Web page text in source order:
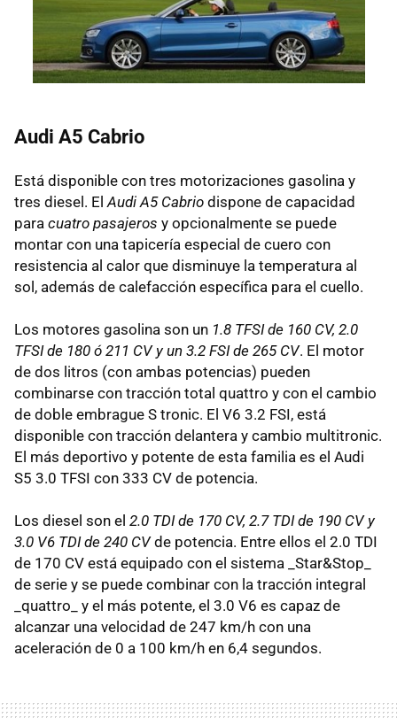
Audi A5 Cabrio
Está disponible con tres motorizaciones gasolina y
tres diesel. El Audi A5 Cabrio dispone de capacidad
para cuatro pasajeros y opcionalmente se puede
montar con una tapicería especial de cuero con
resistencia al calor que disminuye la temperatura al
sol, además de calefacción específica para el cuello.
Los motores gasolina son un 1.8 TFSI de 160 CV, 2.0
TFSI de 180 ó 211 CV y un 3.2 FSI de 265 CV. El motor
de dos litros (con ambas potencias) pueden
combinarse con tracción total quattro y con el cambio
de doble embrague S tronic. El V6 3.2 FSI, está
disponible con tracción delantera y cambio multitronic.
El más deportivo y potente de esta familia es el Audi
S5 3.0 TFSI con 333 CV de potencia.
Los diesel son el 2.0 TDI de 170 CV, 2.7 TDI de 190 CV y
3.0 V6 TDI de 240 CVde potencia. Entre ellos el 2.0 TDI
de 170 CV está equipado con el sistema _Star&Stop_
de serie y se puede combinar con la tracción integral
_quattro_ y el más potente, el 3.0 V6 es capaz de
alcanzar una velocidad de 247 km/h con una
aceleración de 0 a 100 km/h en 6,4 segundos.